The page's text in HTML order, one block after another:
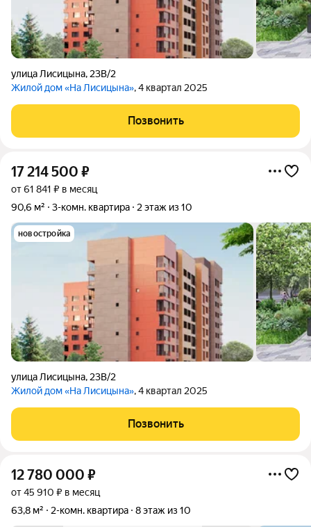
улица Лисицына, 23В/2
Жилой дом «На Лисицына», 4 квартал 2025
Позвонить
17 214 500 ₽
от 61 841 ₽ в месяц
90,6 м²
3-комн. квартира 2 этаж из 10
новостройка
улица Лисицына, 23В/2
Жилой дом «На Лисицына», 4 квартал 2025
Позвонить
12 780 000 ₽
от 45 910 ₽ в месяц
63,8 м²
2-комн. квартира 8 этаж из 10